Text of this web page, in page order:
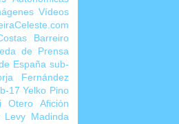
Vídeos
Barreiro
de Prensa
España sub-
Fernández
17 Yelko Pino
Otero
Afición
Levy Madinda